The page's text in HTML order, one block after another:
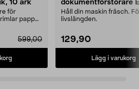
10 ark
för
papper,
599,00
dokumentförstörare
Håll din maskin fräsch.
livslängden.
129,90
Lägg i varukorg